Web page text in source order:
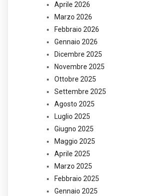
Aprile 2026
Marzo 2026
Febbraio 2026
Gennaio 2026
Dicembre 2025
Novembre 2025
Ottobre 2025
Settembre 2025
Agosto 2025
Luglio 2025
Giugno 2025
Maggio 2025
Aprile 2025
Marzo 2025
Febbraio 2025
Gennaio 2025